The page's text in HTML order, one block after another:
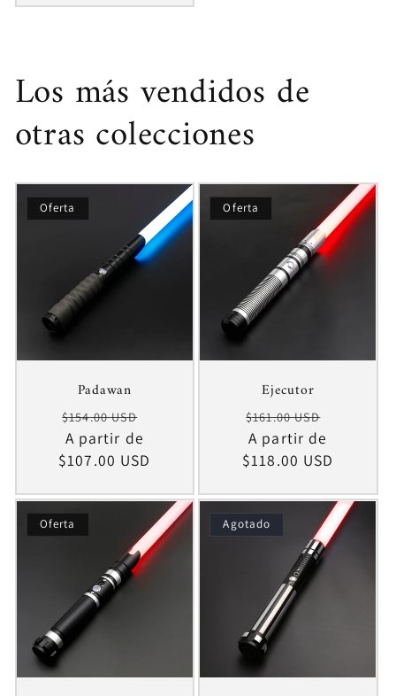
Los más vendidos de
otras colecciones
Oferta
Padawan
Precio
habitual
$154.00 USD
oferta
A partir de
$107.00 USD
Oferta
Ejecutor
Precio
habitual
$161.00 USD
oferta
A partir de
$118.00 USD
Oferta Agotado